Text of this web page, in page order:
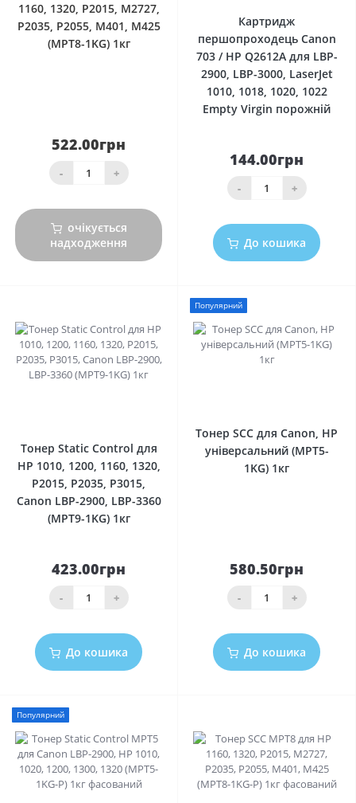
1160, 1320, P2015, M2727,
P2035, P2055, M401, M425
(MPT8-1KG) 1кг
522.00грн
- +
очікується
надходження
Картридж
першопроходець Canon
703 / HP Q2612A для LBP-
2900, LBP-3000, LaserJet
1010, 1018, 1020, 1022
Empty Virgin порожній
144.00грн
- +
До кошика
Тонер Static Control для
HP 1010, 1200, 1160, 1320,
P2015, P2035, P3015,
Canon LBP-2900, LBP-3360
(MPT9-1KG) 1кг
423.00грн
- +
До кошика
Популярний
Тонер SCC для Canon, HP
універсальний (MPT5-
1KG) 1кг
580.50грн
- +
До кошика
Популярний